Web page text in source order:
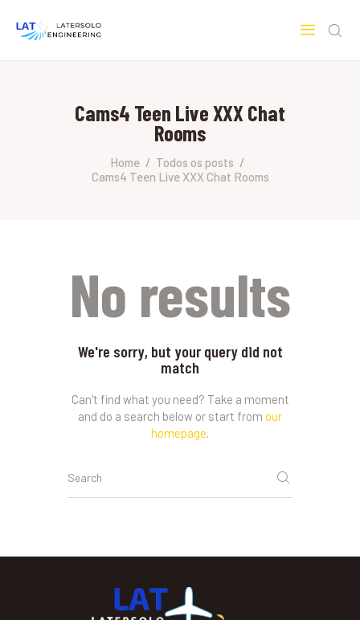
Cams4 Teen Live XXX Chat
Rooms
Home
Todos os posts
Cams4 Teen Live XXX Chat Rooms
HOME
SOBRE A LATERSOLO
ENGINEERING
MERCADOS & SERVIÇOS
No results
We're sorry, but your query did not
match
Can't find what you need? Take a moment
and do a search below or start from our
homepage.